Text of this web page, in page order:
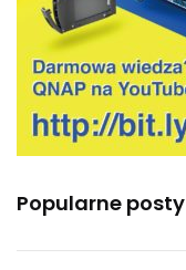
Popularne posty